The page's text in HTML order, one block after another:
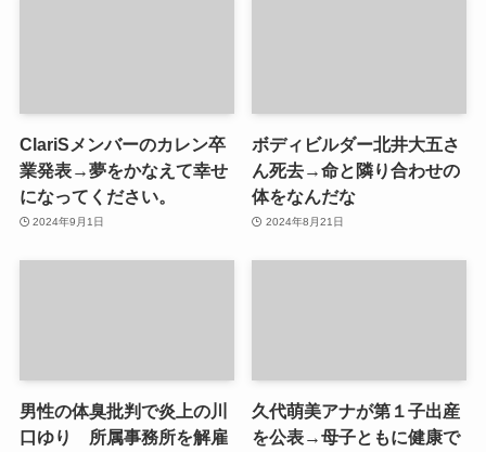
ClariSメンバーのカレン卒
業発表→夢をかなえて幸せ
になってください。
2024年9月1日
ボディビルダー北井大五さ
ん死去→命と隣り合わせの
体をなんだな
2024年8月21日
男性の体臭批判で炎上の川
口ゆり 所属事務所を解雇
久代萌美アナが第１子出産
を公表→母子ともに健康で